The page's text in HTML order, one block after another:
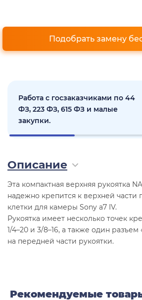
Подобрать замену
Работа с госзаказчиками по 44
ФЗ, 223 ФЗ, 615 ФЗ и малые
закупки.
Описание
Эта компактная верхняя рукоятка
надежно крепится к верхней части
клетки для камеры Sony a7 IV.
Рукоятка имеет несколько точек
1/4–20 и 3/8–16, а также один
на передней части рукоятки.
Рекомендуемые